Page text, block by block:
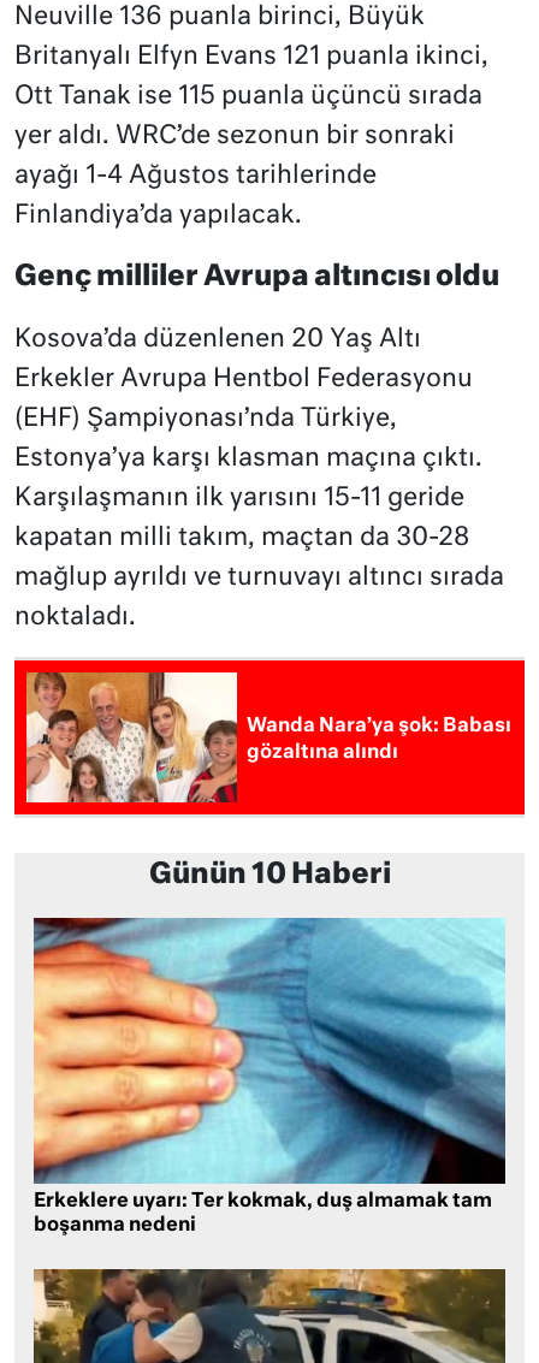
Neuville 136 puanla birinci, Büyük
Britanyalı Elfyn Evans 121 puanla ikinci,
Ott Tanak ise 115 puanla üçüncü sırada
yer aldı. WRC’de sezonun bir sonraki
ayağı 1-4 Ağustos tarihlerinde
Finlandiya’da yapılacak.
Genç milliler Avrupa altıncısı oldu
Kosova’da düzenlenen 20 Yaş Altı
Erkekler Avrupa Hentbol Federasyonu
(EHF) Şampiyonası’nda Türkiye,
Estonya’ya karşı klasman maçına çıktı.
Karşılaşmanın ilk yarısını 15-11 geride
kapatan milli takım, maçtan da 30-28
mağlup ayrıldı ve turnuvayı altıncı sırada
noktaladı.
Wanda Nara’ya şok: Babası
gözaltına alındı
Günün 10 Haberi
Erkeklere uyarı: Ter kokmak, duş almamak tam
boşanma nedeni